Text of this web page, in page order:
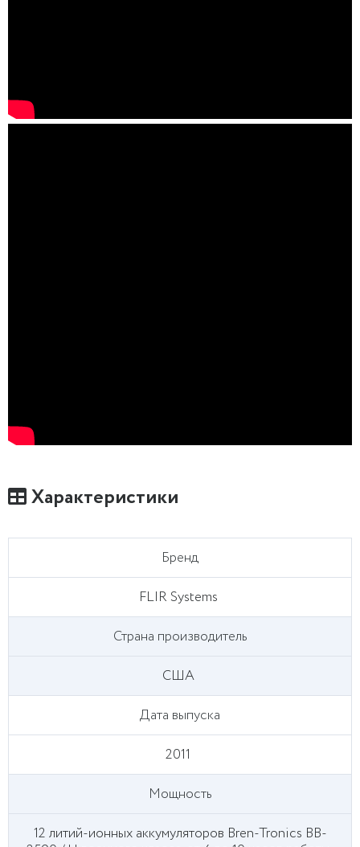
Характеристики
Бренд
FLIR Systems
Страна производитель
США
Дата выпуска
2011
Мощность
12 литий-ионных аккумуляторов Bren-Tronics BB-